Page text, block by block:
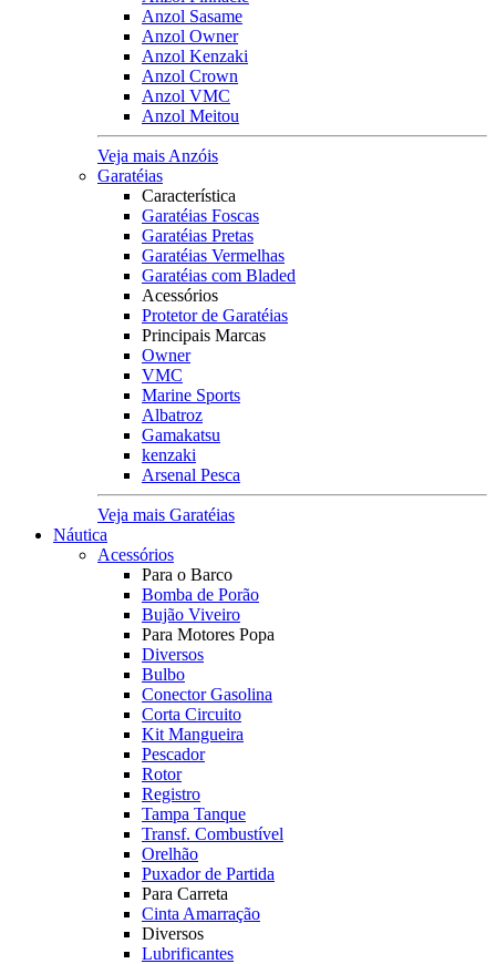
Anzol Sasame
Anzol Owner
Anzol Kenzaki
Anzol Crown
Anzol VMC
Anzol Meitou
Veja mais Anzóis
Garatéias
Característica
Garatéias Foscas
Garatéias Pretas
Garatéias Vermelhas
Garatéias com Bladed
Acessórios
Protetor de Garatéias
Principais Marcas
Owner
VMC
Marine Sports
Albatroz
Gamakatsu
kenzaki
Arsenal Pesca
Veja mais Garatéias
Náutica
Acessórios
Para o Barco
Bomba de Porão
Bujão Viveiro
Para Motores Popa
Diversos
Bulbo
Conector Gasolina
Corta Circuito
Kit Mangueira
Pescador
Rotor
Registro
Tampa Tanque
Transf. Combustível
Orelhão
Puxador de Partida
Para Carreta
Cinta Amarração
Diversos
Lubrificantes